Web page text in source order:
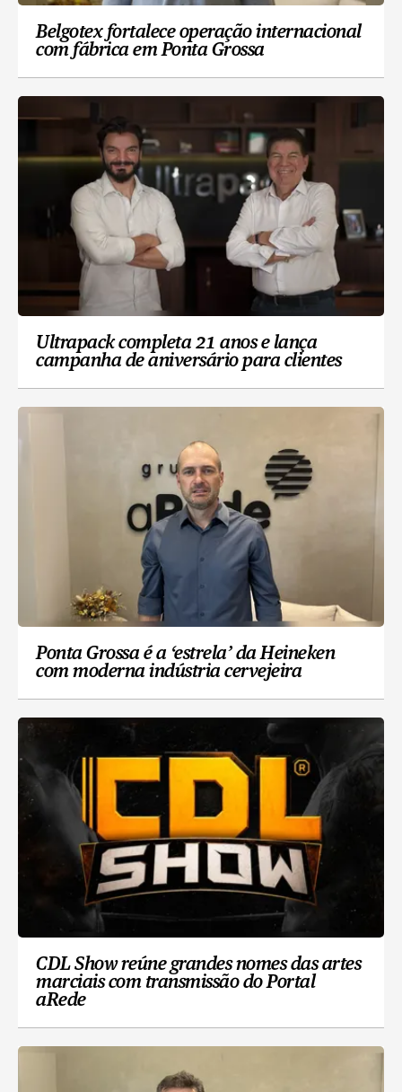
Belgotex fortalece operação internacional
com fábrica em Ponta Grossa
Ultrapack completa 21 anos e lança
campanha de aniversário para clientes
Ponta Grossa é a ‘estrela’ da Heineken
com moderna indústria cervejeira
CDL Show reúne grandes nomes das artes
marciais com transmissão do Portal
aRede